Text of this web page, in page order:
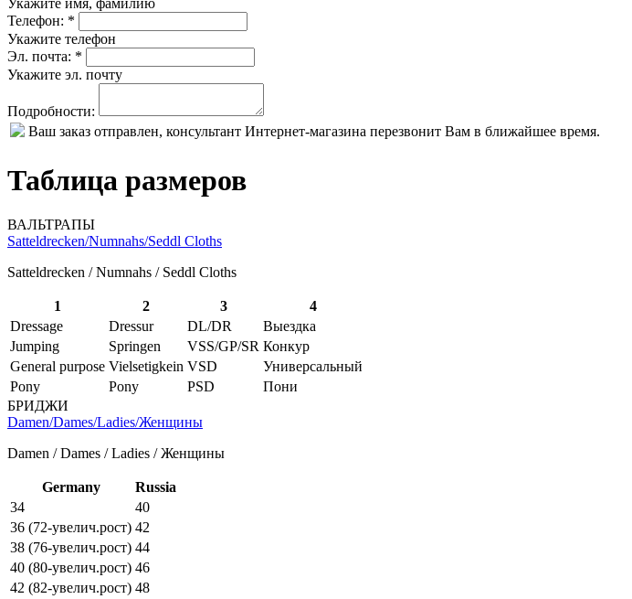
Укажите имя, фамилию
Телефон: *
Укажите телефон
Эл. почта: *
Укажите эл. почту
Подробности:
Ваш заказ отправлен, консультант Интернет-магазина перезвонит Вам в ближайшее время.
Таблица размеров
ВАЛЬТРАПЫ
Satteldrecken/Numnahs/Seddl Cloths
Satteldrecken / Numnahs / Seddl Cloths
1 2 3
4
Dressage
Dressur DL/DR
Выездка
Jumping
Springen VSS/GP/SR Конкур
General purpose Vielsetigkein VSD
Универсальный
Pony
Pony PSD
Пони
БРИДЖИ
Damen/Dames/Ladies/Женщины
Damen / Dames / Ladies / Женщины
Germany
Russia
34
40
36 (72-увелич.рост) 42
38 (76-увелич.рост) 44
40 (80-увелич.рост) 46
42 (82-увелич.рост) 48